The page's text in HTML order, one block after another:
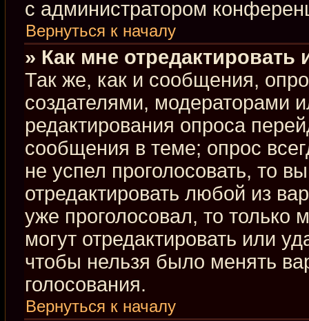
с администратором
Вернуться к началу
» Как мне отредактировать
Так же, как и сообщения,
создателями, модераторами
редактирования опроса
сообщения в теме; опрос
не успел проголосовать, то
отредактировать любой из
уже проголосовал, то
могут отредактировать или
чтобы нельзя было менять
голосования.
Вернуться к началу